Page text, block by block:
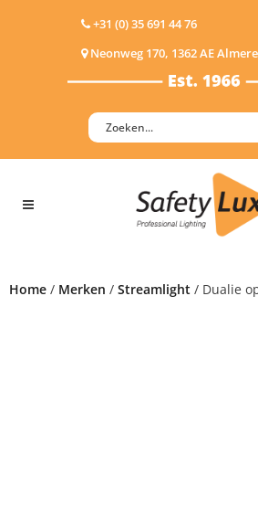
+31 (0) 35 691 44 76
Neonweg 170, 1362 AE Almere
Home / Merken / Streamlight / Dualie